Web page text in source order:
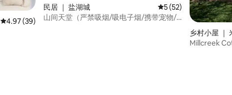
平均评分 4.97 分（满分 5 分），共 39 条评价
4.97 (39)
民居 ｜ 盐湖城 平均评分 5 分（满分 5
5 (52)
山间天堂（严禁吸烟/吸电子烟/携带宠物/
乡村小屋 ｜
Millcreek